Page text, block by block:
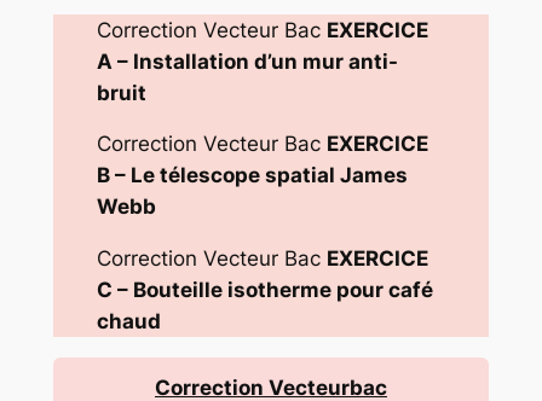
Correction Vecteur Bac EXERCICE
A – Installation d’un mur anti-
bruit
Correction Vecteur Bac EXERCICE
B – Le télescope spatial James
Webb
Correction Vecteur Bac EXERCICE
C – Bouteille isotherme pour café
chaud
Correction Vecteurbac